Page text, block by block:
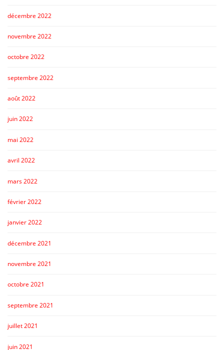
décembre 2022
novembre 2022
octobre 2022
septembre 2022
août 2022
juin 2022
mai 2022
avril 2022
mars 2022
février 2022
janvier 2022
décembre 2021
novembre 2021
octobre 2021
septembre 2021
juillet 2021
juin 2021